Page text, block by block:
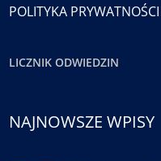
POLITYKA PRYWATNOŚCI
LICZNIK ODWIEDZIN
NAJNOWSZE WPISY